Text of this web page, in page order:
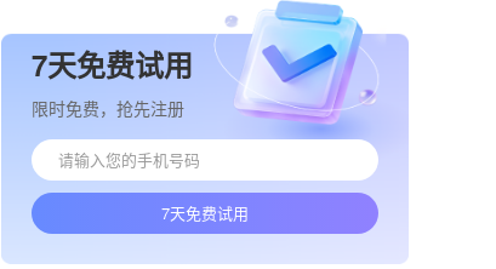
7天免费试用
限时免费，抢先注册
7天免费试用